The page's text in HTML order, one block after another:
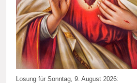
Losung für Sonntag, 9. August 2026: